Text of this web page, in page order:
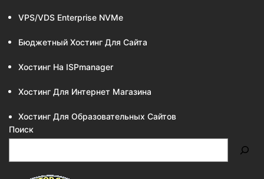
VPS/VDS Enterprise NVMe
Бюджетный Хостинг Для Сайта
Хостинг На ISPmanager
Хостинг Для Интернет Магазина
Хостинг Для Образовательных Сайтов
Поиск